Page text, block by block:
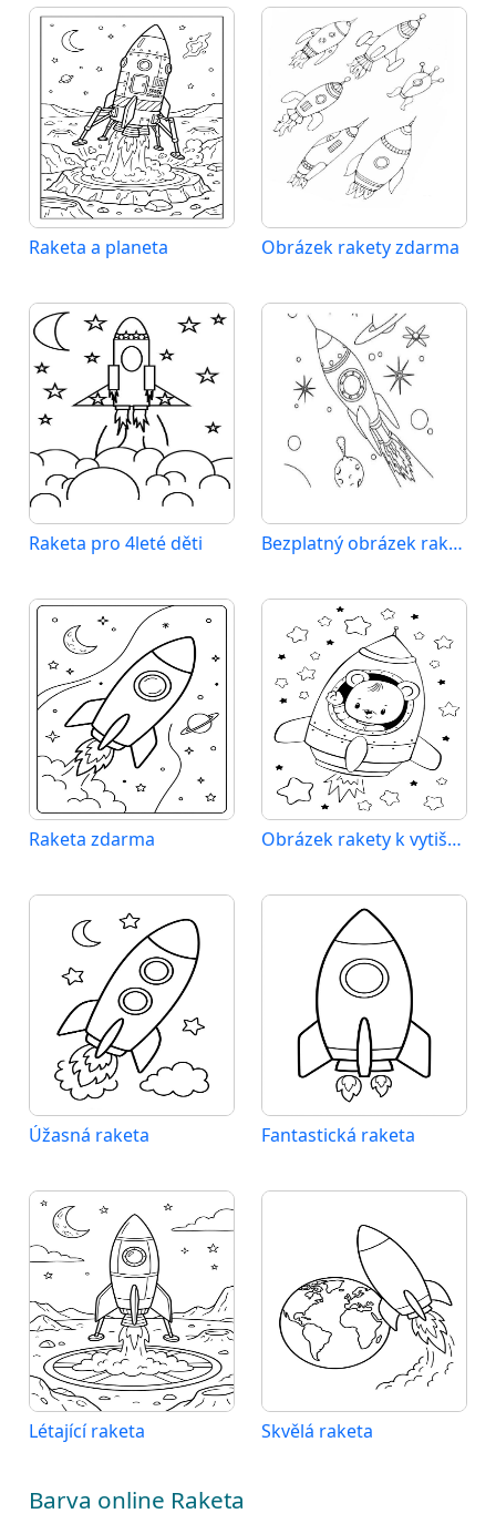
Raketa a planeta Obrázek rakety zdarma
Raketa pro 4leté děti Bezplatný obrázek rakety
Raketa zdarma Obrázek rakety k vytištění
Úžasná raketa Fantastická raketa
Létající raketa Skvělá raketa
Barva online Raketa